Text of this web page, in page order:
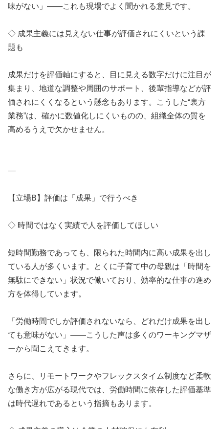
味がない」――これも現場でよく聞かれる意見です。
◇ 成果主義には見えない仕事が評価されにくいという課
題も
成果だけを評価軸にすると、目に見える数字だけに注目が
集まり、地道な調整や周囲のサポート、後輩指導などが評
価されにくくなるという懸念もあります。こうした“裏方
業務”は、確かに数値化しにくいものの、組織全体の質を
高めるうえで欠かせません。
—
【立場B】評価は「成果」で行うべき
◇ 時間ではなく実績で人を評価してほしい
短時間勤務であっても、限られた時間内に高い成果を出し
ている人が多くいます。とくに子育て中の母親は「時間を
無駄にできない」状況で働いており、効率的な仕事の進め
方を体得しています。
「労働時間でしか評価されないなら、どれだけ成果を出し
ても意味がない」――こうした声は多くのワーキングマザ
ーから聞こえてきます。
さらに、リモートワークやフレックスタイム制度など柔軟
な働き方が広がる現代では、労働時間に依存した評価基準
は時代遅れであるという指摘もあります。